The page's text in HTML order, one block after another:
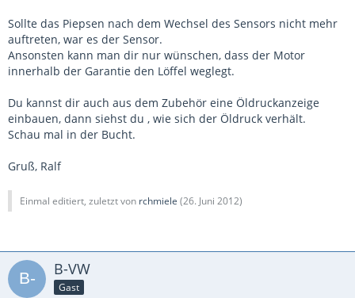
Sollte das Piepsen nach dem Wechsel des Sensors nicht mehr
auftreten, war es der Sensor.
Ansonsten kann man dir nur wünschen, dass der Motor
innerhalb der Garantie den Löffel weglegt.
Du kannst dir auch aus dem Zubehör eine Öldruckanzeige
einbauen, dann siehst du , wie sich der Öldruck verhält.
Schau mal in der Bucht.
Gruß, Ralf
Einmal editiert, zuletzt von rchmiele (26. Juni 2012)
B-VW
Gast